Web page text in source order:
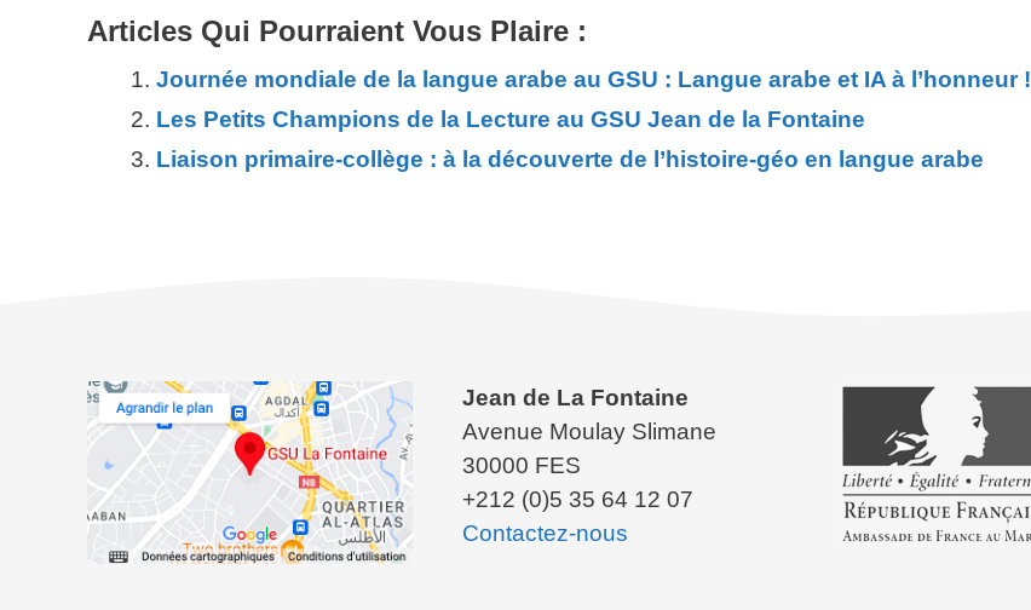
Articles Qui Pourraient Vous Plaire :
Journée mondiale de la langue arabe au GSU : Langue arabe et IA à l’honneur !
Les Petits Champions de la Lecture au GSU Jean de la Fontaine
Liaison primaire-collège : à la découverte de l’histoire-géo en langue arabe
Jean de La Fontaine
Avenue Moulay Slimane
30000 FES
+212 (0)5 35 64 12 07
Contactez-nous